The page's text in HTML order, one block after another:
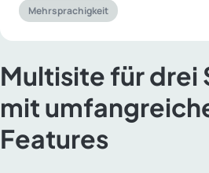
Mehrsprachigkeit
Multisite für drei
mit
Features